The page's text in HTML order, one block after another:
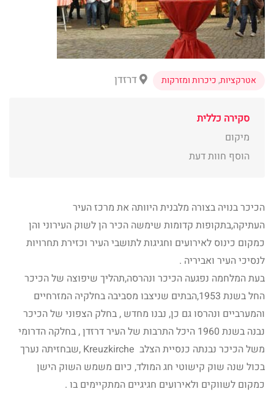
אטרקציות,כיכרות ומזרקות דרזדן
סקירה כללית
מיקום
הוסף חוות דעת
הכיכר בנויה בצורה מלבנית היוותה את מרכז העיר
העתיקה,בתקופות קדומות שימשה הכיר הן לשוק העירוני והן
כמקום כינוס לאירועים וחגיגות לתושבי העיר וכזירת תחרויות
לנסיכי העיר ואביריה .
בעת המלחמה נפגעה הכיכר ונהרסה,תהליך שיפוצה של הכיכר
החל בשנת 1953,הבתים שניצבו מסביבה בחלקיה המזרחיים
והמערביים ונהרסו גם כן, נבנו מחדש , בחלק הצפוני של הכיכר
נבנה בשנת 1960 היכל התרבות של העיר דרזדן , בחלקה הדרומי
משל הכיכר נבנתה כנסיית הצלב Kreuzkirche ,שבחזיתה נערך
בכול שנה שוק קישוטי חג המולד, כיום משמש השוק הישן
כמקום לשווקים ולאירועים חגיגיים המתקיימים בו .